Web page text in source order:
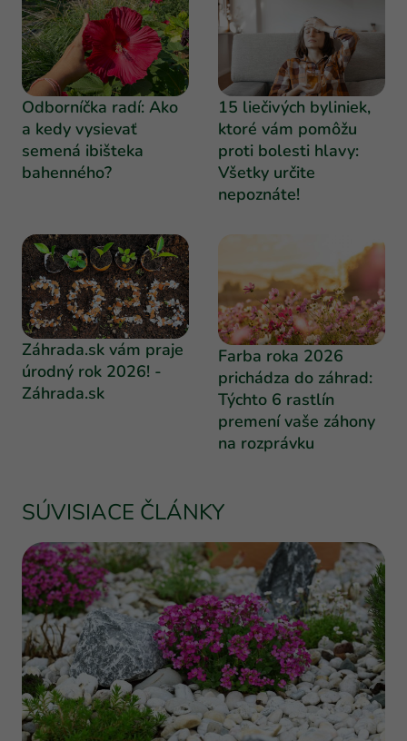
Odborníčka radí: Ako
a kedy vysievať
semená ibišteka
bahenného?
15 liečivých byliniek,
ktoré vám pomôžu
proti bolesti hlavy:
Všetky určite
nepoznáte!
Záhrada.sk vám praje
úrodný rok 2026! -
Záhrada.sk
Farba roka 2026
prichádza do záhrad:
Týchto 6 rastlín
premení vaše záhony
na rozprávku
SÚVISIACE ČLÁNKY